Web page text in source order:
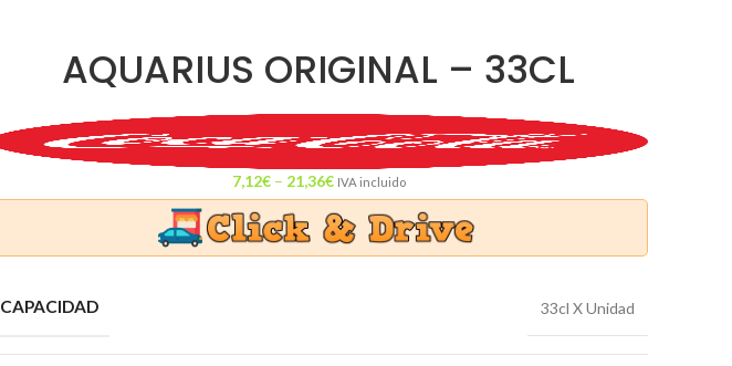
AQUARIUS ORIGINAL – 33CL
7,12€ – 21,36€ IVA incluido
CAPACIDAD 33cl X Unidad